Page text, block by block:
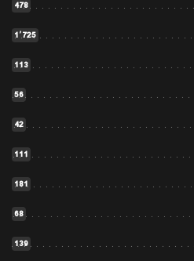
478
1٬725
113
56
42
111
181
68
139